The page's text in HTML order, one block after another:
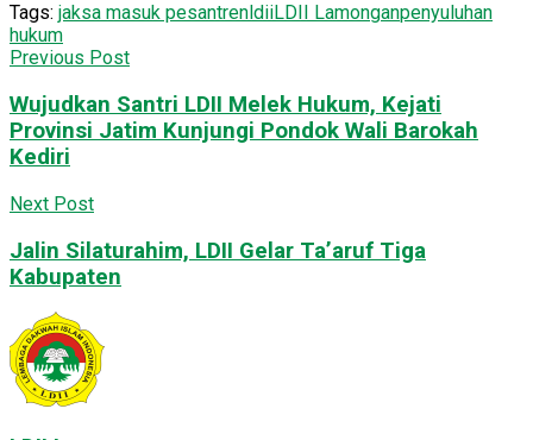
Tags: jaksa masuk pesantren ldiiLDII Lamonganpenyuluhan
hukum
Previous Post
Wujudkan Santri LDII Melek Hukum, Kejati
Provinsi Jatim Kunjungi Pondok Wali Barokah
Kediri
Next Post
Jalin Silaturahim, LDII Gelar Ta’aruf Tiga
Kabupaten